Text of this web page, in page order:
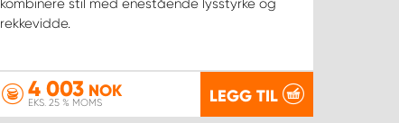
kombinere stil med enestående lysstyrke og
rekkevidde.
4 003 NOK
EKS. 25 % MOMS LEGG TIL